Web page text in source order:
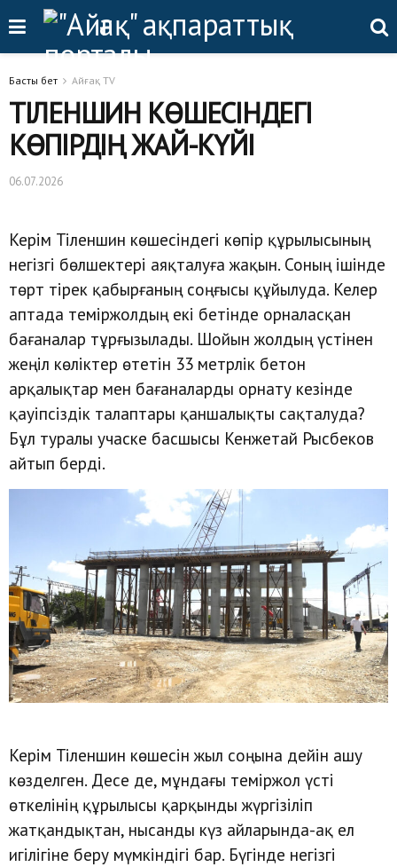
Басты бет Айғақ TV
ТІЛЕНШИН КӨШЕСІНДЕГІ
КӨПІРДІҢ ЖАЙ-КҮЙІ
06.07.2026
Керім Тіленшин көшесіндегі көпір құрылысының
негізгі бөлшектері аяқталуға жақын. Соның ішінде
төрт тірек қабырғаның соңғысы құйылуда. Келер
аптада теміржолдың екі бетінде орналасқан
бағаналар тұрғызылады. Шойын жолдың үстінен
жеңіл көліктер өтетін 33 метрлік бетон
арқалықтар мен бағаналарды орнату кезінде
қауіпсіздік талаптары қаншалықты сақталуда?
Бұл туралы учаске басшысы Кенжетай Рысбеков
айтып берді.
Керім Тіленшин көшесін жыл соңына дейін ашу
көзделген. Десе де, мұндағы теміржол үсті
өткелінің құрылысы қарқынды жүргізіліп
жатқандықтан, нысанды күз айларында-ақ ел
игілігіне беру мүмкіндігі бар. Бүгінде негізгі